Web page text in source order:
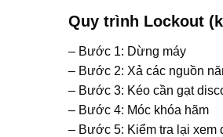
Quy trình Lockout
– Bước 1: Dừng máy
– Bước 2: Xả các nguồn
– Bước 3: Kéo cần gạt
– Bước 4: Móc khóa hãm
– Bước 5: Kiểm tra lại xem